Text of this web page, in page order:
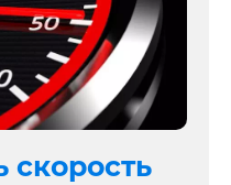
скорость